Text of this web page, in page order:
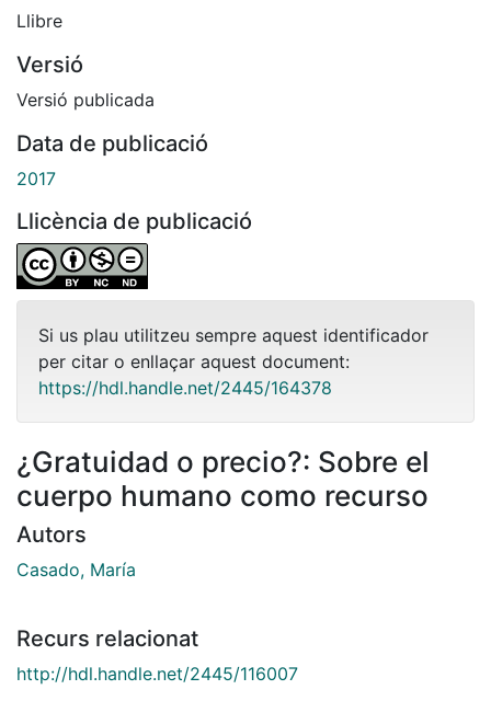
Llibre
Versió
Versió publicada
Data de publicació
2017
Llicència de publicació
Si us plau utilitzeu sempre aquest identificador
per citar o enllaçar aquest document:
https://hdl.handle.net/2445/164378
¿Gratuidad o precio?: Sobre el
cuerpo humano como recurso
Autors
Casado, María
Recurs relacionat
http://hdl.handle.net/2445/116007